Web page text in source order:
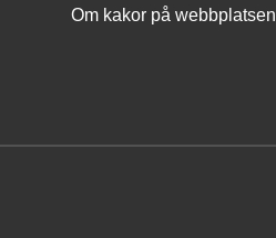
Om kakor på webbplatsen